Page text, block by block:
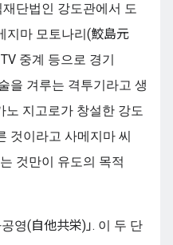
재단법인 강도관에서 도
지마 모토나리(鮫島元
중계 등으로 경기
을 겨루는 격투기라고 생
노 지고로가 창설한 강도
것이라고 사메지마 씨
것만이 유도의 목적
영(自他共栄)」. 이 두 단